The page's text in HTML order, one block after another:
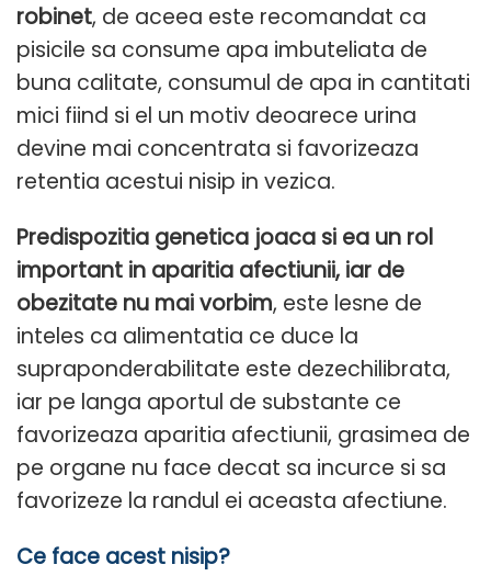
robinet, de aceea este recomandat ca
pisicile sa consume apa imbuteliata de
buna calitate, consumul de apa in cantitati
mici fiind si el un motiv deoarece urina
devine mai concentrata si favorizeaza
retentia acestui nisip in vezica.
Predispozitia genetica joaca si ea un rol
important in aparitia afectiunii, iar de
obezitate nu mai vorbim, este lesne de
inteles ca alimentatia ce duce la
supraponderabilitate este dezechilibrata,
iar pe langa aportul de substante ce
favorizeaza aparitia afectiunii, grasimea de
pe organe nu face decat sa incurce si sa
favorizeze la randul ei aceasta afectiune.
Ce face acest nisip?